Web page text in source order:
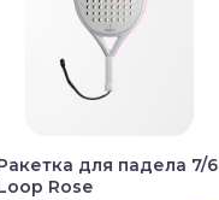
для падела 7/6
Rose